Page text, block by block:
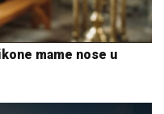
mame nose u